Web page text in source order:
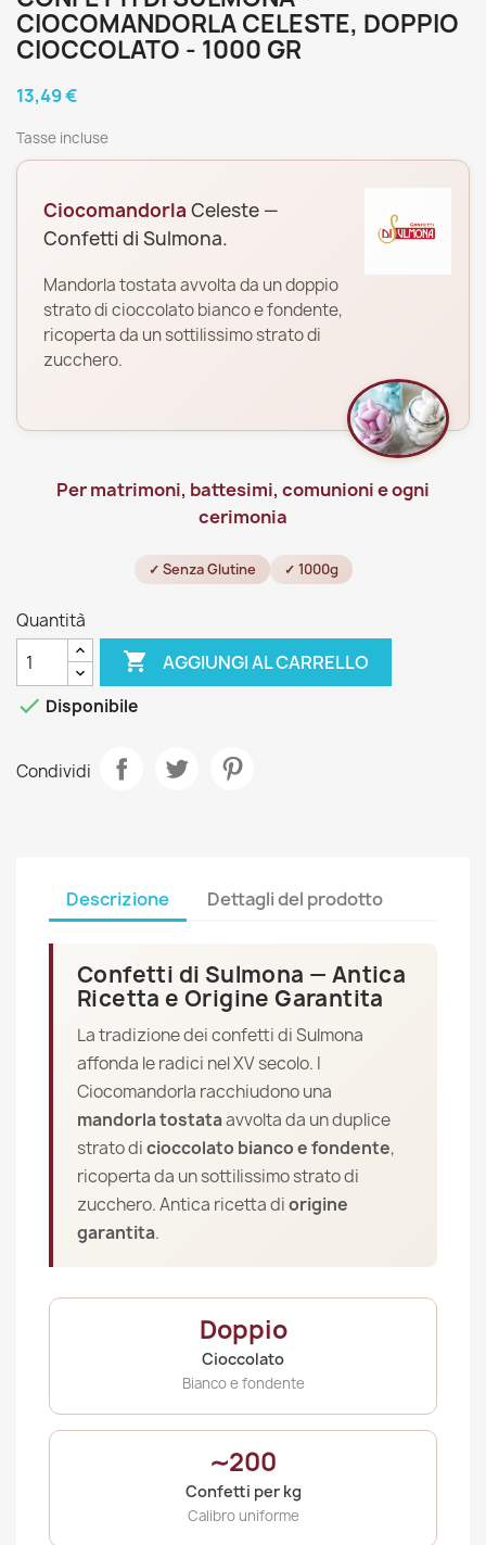
CIOCOMANDORLA CELESTE, DOPPIO
CIOCCOLATO - 1000 GR
13,49 €
Tasse incluse
Ciocomandorla Celeste —
Confetti di Sulmona.
Mandorla tostata avvolta da un doppio
strato di cioccolato bianco e fondente,
ricoperta da un sottilissimo strato di
zucchero.
Per matrimoni, battesimi, comunioni e ogni
cerimonia
✓ Senza Glutine ✓ 1000g
Quantità
 AGGIUNGI AL CARRELLO
 Disponibile
Condividi
Descrizione Dettagli del prodotto
Confetti di Sulmona — Antica
Ricetta e Origine Garantita
La tradizione dei confetti di Sulmona
affonda le radici nel XV secolo. I
Ciocomandorla racchiudono una
mandorla tostataavvolta da un duplice
strato dicioccolato bianco e fondente,
ricoperta da un sottilissimo strato di
zucchero. Antica ricetta diorigine
garantita.
Doppio
Cioccolato
Bianco e fondente
∼200
Confetti per kg
Calibro uniforme